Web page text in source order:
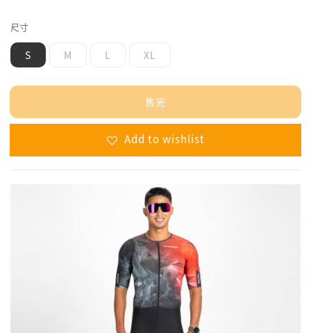
尺寸
S M L XL
售完
Add to wishlist